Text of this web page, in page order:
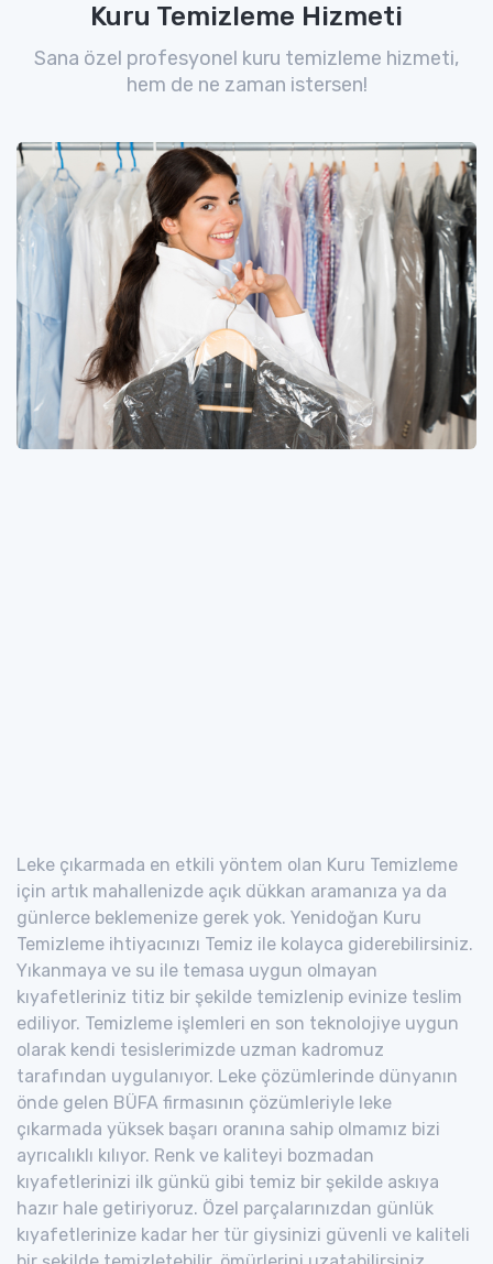
Kuru Temizleme Hizmeti
Sana özel profesyonel kuru temizleme hizmeti,
hem de ne zaman istersen!
Leke çıkarmada en etkili yöntem olan Kuru Temizleme
için artık mahallenizde açık dükkan aramanıza ya da
günlerce beklemenize gerek yok. Yenidoğan Kuru
Temizleme ihtiyacınızı Temiz ile kolayca giderebilirsiniz.
Yıkanmaya ve su ile temasa uygun olmayan
kıyafetleriniz titiz bir şekilde temizlenip evinize teslim
ediliyor. Temizleme işlemleri en son teknolojiye uygun
olarak kendi tesislerimizde uzman kadromuz
tarafından uygulanıyor. Leke çözümlerinde dünyanın
önde gelen BÜFA firmasının çözümleriyle leke
çıkarmada yüksek başarı oranına sahip olmamız bizi
ayrıcalıklı kılıyor. Renk ve kaliteyi bozmadan
kıyafetlerinizi ilk günkü gibi temiz bir şekilde askıya
hazır hale getiriyoruz. Özel parçalarınızdan günlük
kıyafetlerinize kadar her tür giysinizi güvenli ve kaliteli